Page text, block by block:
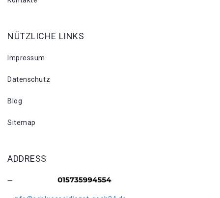
NÜTZLICHE LINKS
Impressum
Datenschutz
Blog
Sitemap
ADDRESS